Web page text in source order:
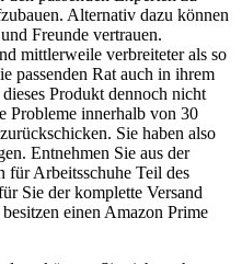
Alternativ dazu können
Freunde vertrauen.
mittlerweile verbreiteter als so
passenden Rat auch in ihrem
Produkt dennoch nicht
Probleme innerhalb von 30
Sie haben also
Entnehmen Sie aus der
für Arbeitsschuhe Teil des
Sie der komplette Versand
einen Amazon Prime